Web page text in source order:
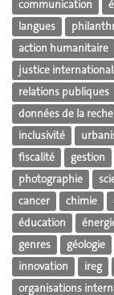
communication
langues
action humanitaire
justice
relations publiques
données de la
inclusivité
fiscalité
gestion
photographie
cancer
chimie
éducation
genres
géologie
innovation
ireg
organisations